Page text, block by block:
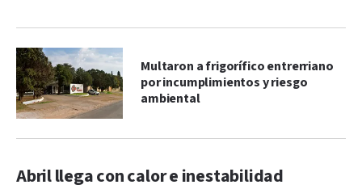
Multaron a frigorífico entrerriano
por incumplimientos y riesgo
ambiental
Abril llega con calor e inestabilidad